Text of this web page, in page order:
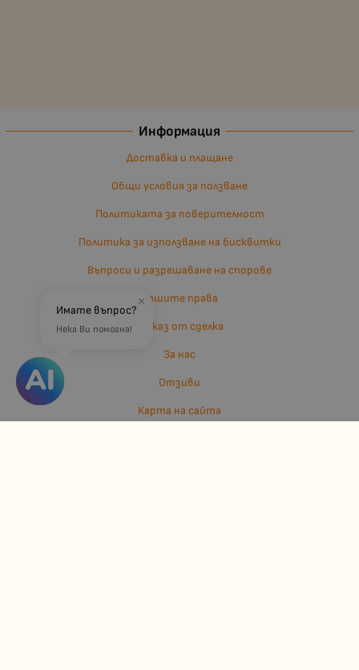
Информация
Доставка и плащане
Общи условия за ползване
Политиката за поверителност
Политика за използване на бисквитки
Въпроси и разрешаване на спорове
Вашите права
Отказ от сделка
За нас
Отзиви
Карта на сайта
×
Имате въпрос?
Нека Ви помогна!